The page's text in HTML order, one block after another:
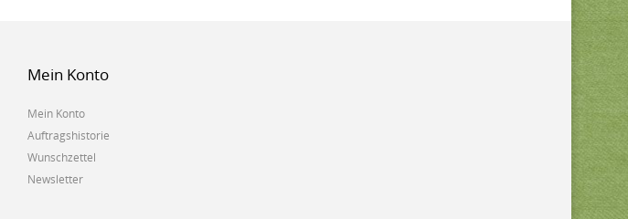
Mein Konto
Mein Konto
Auftragshistorie
Wunschzettel
Newsletter